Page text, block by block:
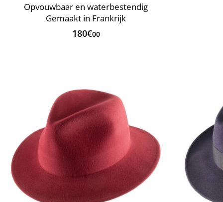
Opvouwbaar en waterbestendig
Gemaakt in Frankrijk
180€00